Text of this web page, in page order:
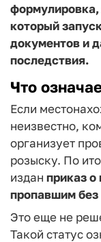
который
документов и
последствия.
Что
Если
неизвестно,
организует
розыску. По
издан приказ
пропавшим без
Это еще не
Такой статус